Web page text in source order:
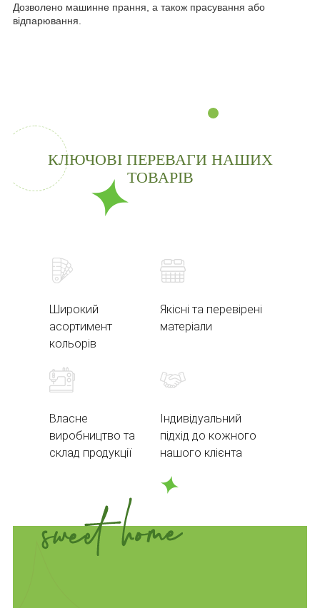
Дозволено машинне прання, а також прасування або
відпарювання.
КЛЮЧОВІ ПЕРЕВАГИ НАШИХ
ТОВАРІВ
Широкий
асортимент
кольорів
Якісні та перевірені
матеріали
Власне
виробництво та
склад продукції
Індивідуальний
підхід до кожного
нашого клієнта